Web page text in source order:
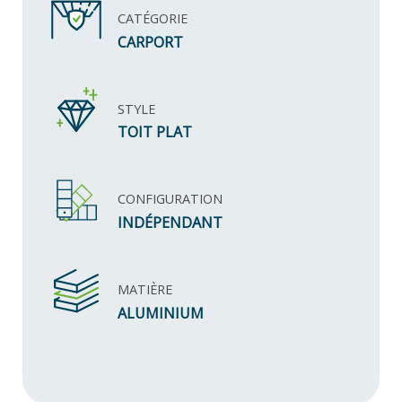
CATÉGORIE
CARPORT
STYLE
TOIT PLAT
CONFIGURATION
INDÉPENDANT
MATIÈRE
ALUMINIUM